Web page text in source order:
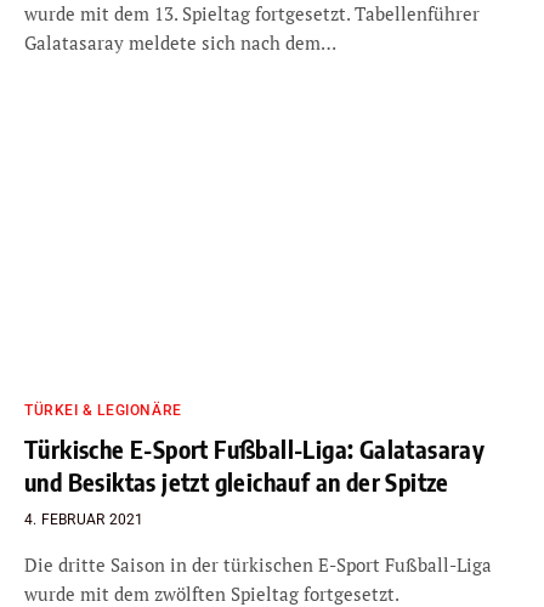
wurde mit dem 13. Spieltag fortgesetzt. Tabellenführer
Galatasaray meldete sich nach dem…
TÜRKEI & LEGIONÄRE
Türkische E-Sport Fußball-Liga: Galatasaray
und Besiktas jetzt gleichauf an der Spitze
4. FEBRUAR 2021
Die dritte Saison in der türkischen E-Sport Fußball-Liga
wurde mit dem zwölften Spieltag fortgesetzt.